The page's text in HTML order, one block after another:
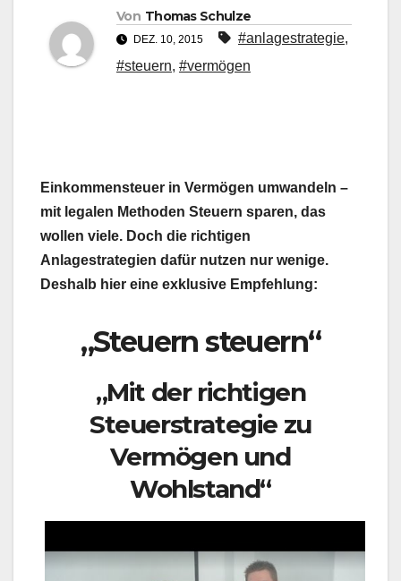
Von Thomas Schulze
DEZ. 10, 2015 #anlagestrategie,
#steuern, #vermögen
Einkommensteuer in Vermögen umwandeln –
mit legalen Methoden Steuern sparen, das
wollen viele. Doch die richtigen
Anlagestrategien dafür nutzen nur wenige.
Deshalb hier eine exklusive Empfehlung:
„Steuern steuern“
„Mit der richtigen
Steuerstrategie zu
Vermögen und
Wohlstand“